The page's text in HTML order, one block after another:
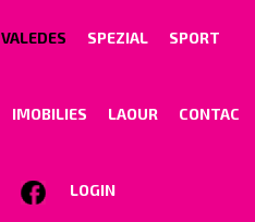
VALEDES SPEZIAL SPORT
IMOBILIES LAOUR CONTAC
LOGIN